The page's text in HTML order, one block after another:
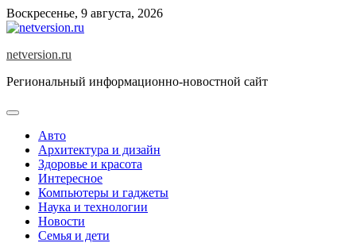
Skip
to
Воскресенье, 9 августа, 2026
netversion.ru
Региональный информационно-новостной сайт
Авто
Архитектура и дизайн
Здоровье и красота
Интересное
Компьютеры и гаджеты
Наука и технологии
Новости
Семья и дети